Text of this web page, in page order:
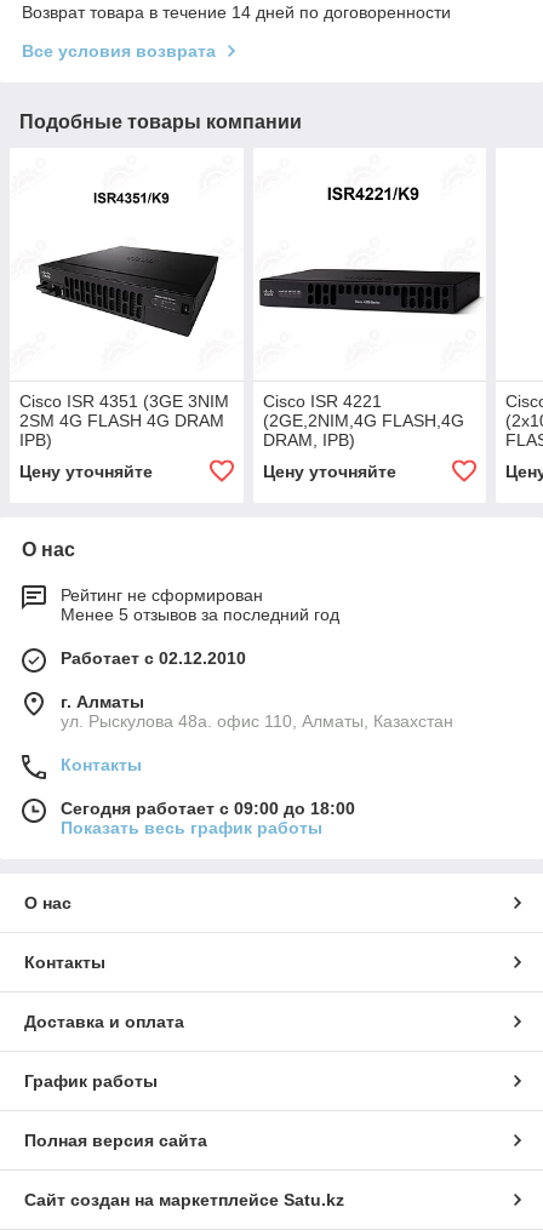
Возврат товара в течение 14 дней по договоренности
Все условия возврата
Подобные товары компании
Cisco ISR 4351 (3GE 3NIM
2SM 4G FLASH 4G DRAM
IPB)
Цену уточняйте
Cisco ISR 4221
(2GE,2NIM,4G FLASH,4G
DRAM, IPB)
Цену уточняйте
О нас
Рейтинг не сформирован
Менее 5 отзывов за последний год
Работает с 02.12.2010
г. Алматы
ул. Рыскулова 48а. офис 110, Алматы, Казахстан
Контакты
Сегодня работает с 09:00 до 18:00
Показать весь график работы
О нас
Контакты
Доставка и оплата
График работы
Полная версия сайта
Сайт создан на маркетплейсе Satu.kz